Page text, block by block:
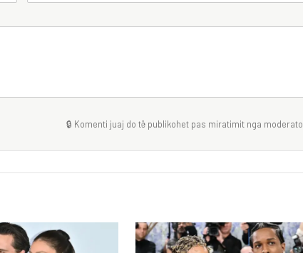
🔒 Komenti juaj do të publikohet pas miratimit nga